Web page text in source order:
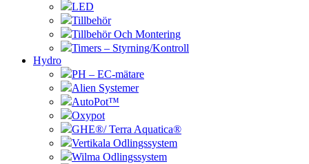
LED
Tillbehör
Tillbehör Och Montering
Timers – Styrning/Kontroll
Hydro
PH – EC-mätare
Alien Systemer
AutoPot™
Oxypot
GHE®/ Terra Aquatica®
Vertikala Odlingssystem
Wilma Odlingssystem